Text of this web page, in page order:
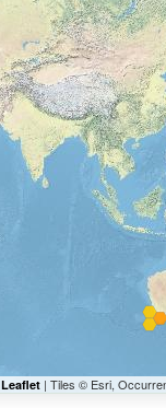
Leaflet | Tiles © Esri,